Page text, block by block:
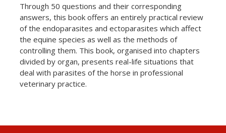
Through 50 questions and their corresponding
answers, this book offers an entirely practical review
of the endoparasites and ectoparasites which affect
the equine species as well as the methods of
controlling them. This book, organised into chapters
divided by organ, presents real-life situations that
deal with parasites of the horse in professional
veterinary practice.